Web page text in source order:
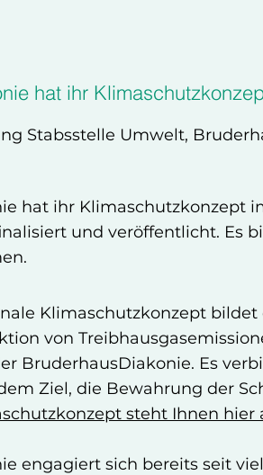
hat ihr
Stabsstelle Umwelt,
hat ihr Klimaschutzkonzept
und veröffentlicht. Es
Klimaschutzkonzept
von
BruderhausDiakonie. Es
Ziel, die Bewahrung der
steht Ihnen hier
engagiert sich bereits seit